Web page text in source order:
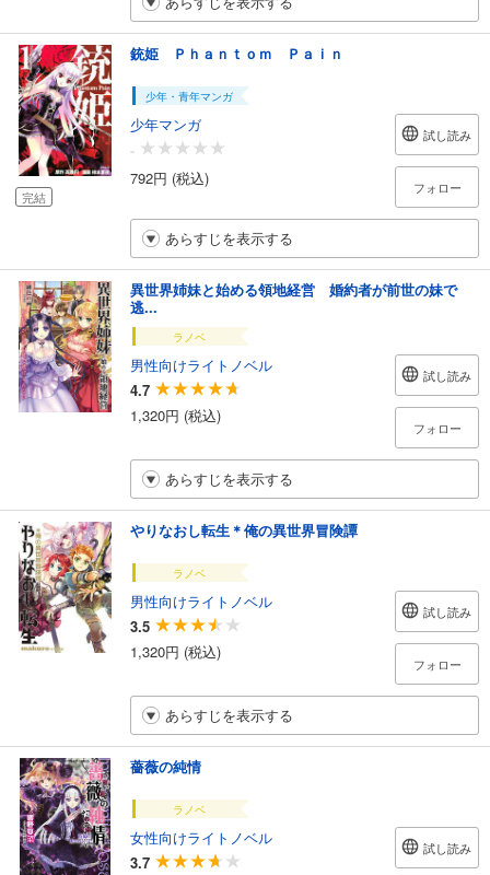
完結
銃姫 Ｐｈａｎｔｏｍ Ｐａｉｎ
少年・青年マンガ
少年マンガ
-
792円 (税込)
試し読み
フォロー
あらすじを表示する
異世界姉妹と始める領地経営 婚約者が前世の妹で
逃...
ラノベ
男性向けライトノベル
4.7
1,320円 (税込)
試し読み
フォロー
あらすじを表示する
やりなおし転生＊俺の異世界冒険譚
ラノベ
男性向けライトノベル
3.5
1,320円 (税込)
試し読み
フォロー
あらすじを表示する
薔薇の純情
ラノベ
女性向けライトノベル
3.7
試し読み